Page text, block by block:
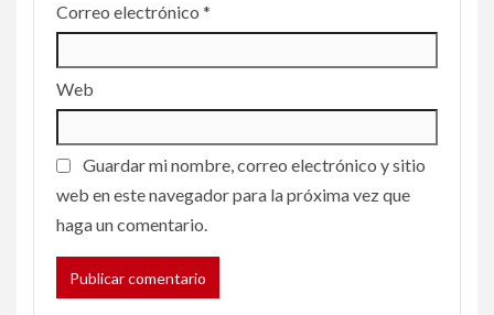
Correo electrónico *
Web
Guardar mi nombre, correo electrónico y sitio
web en este navegador para la próxima vez que
haga un comentario.